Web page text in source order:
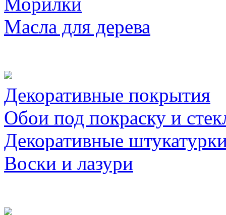
Масла для дерева
Декоративные покрытия
Обои под покраску и
Декоративные
Воски и лазури